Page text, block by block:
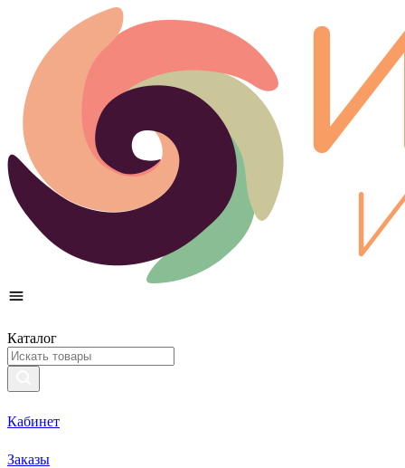
Каталог
Кабинет
Заказы